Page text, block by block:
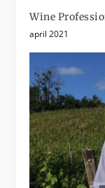
Wine
april 2021